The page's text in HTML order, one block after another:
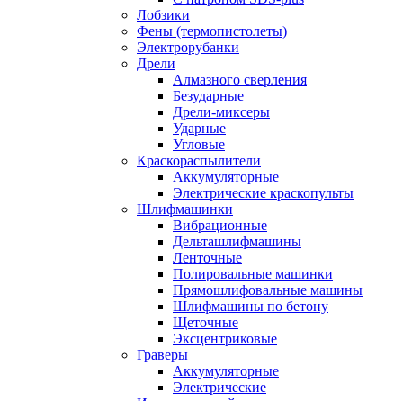
Лобзики
Фены (термопистолеты)
Электрорубанки
Дрели
Алмазного сверления
Безударные
Дрели-миксеры
Ударные
Угловые
Краскораспылители
Аккумуляторные
Электрические краскопульты
Шлифмашинки
Вибрационные
Дельташлифмашины
Ленточные
Полировальные машинки
Прямошлифовальные машины
Шлифмашины по бетону
Щеточные
Эксцентриковые
Граверы
Аккумуляторные
Электрические